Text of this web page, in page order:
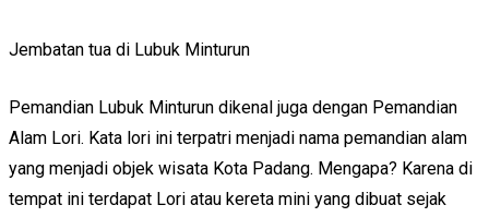
Jembatan tua di Lubuk Minturun
Pemandian Lubuk Minturun dikenal juga dengan Pemandian
Alam Lori. Kata lori ini terpatri menjadi nama pemandian alam
yang menjadi objek wisata Kota Padang. Mengapa? Karena di
tempat ini terdapat Lori atau kereta mini yang dibuat sejak